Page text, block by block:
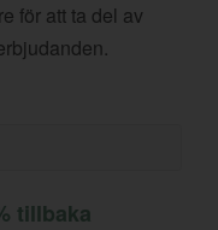
för att ta del av
tillbaka